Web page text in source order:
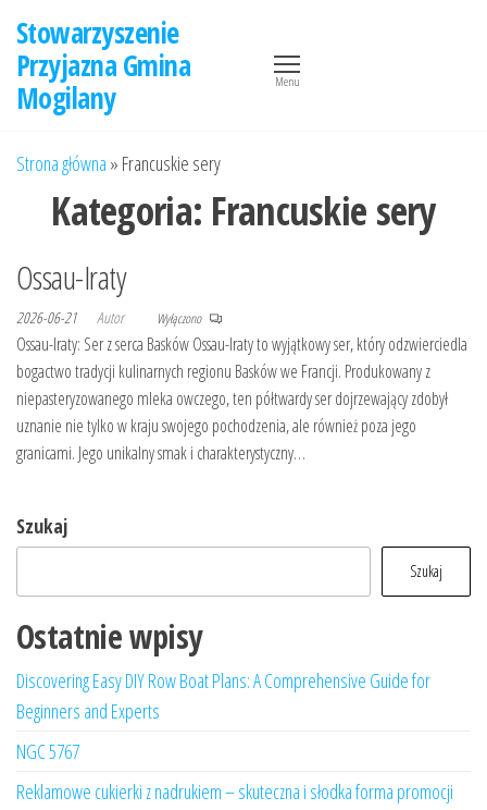
treści
Stowarzyszenie
Przyjazna Gmina
Mogilany
Menu
Strona główna » Francuskie sery
Kategoria: Francuskie sery
Ossau-Iraty
2026-06-21 Autor Wyłączono
Ossau-Iraty: Ser z serca Basków Ossau-Iraty to wyjątkowy ser, który odzwierciedla
bogactwo tradycji kulinarnych regionu Basków we Francji. Produkowany z
niepasteryzowanego mleka owczego, ten półtwardy ser dojrzewający zdobył
uznanie nie tylko w kraju swojego pochodzenia, ale również poza jego
granicami. Jego unikalny smak i charakterystyczny…
Szukaj
Szukaj
Ostatnie wpisy
Discovering Easy DIY Row Boat Plans: A Comprehensive Guide for
Beginners and Experts
NGC 5767
Reklamowe cukierki z nadrukiem – skuteczna i słodka forma promocji